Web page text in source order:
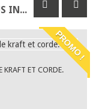
PRODUITS POUVANT AUSSI VOUS INTÉRESSER
PROMO !
KRAFT ET CORDE.